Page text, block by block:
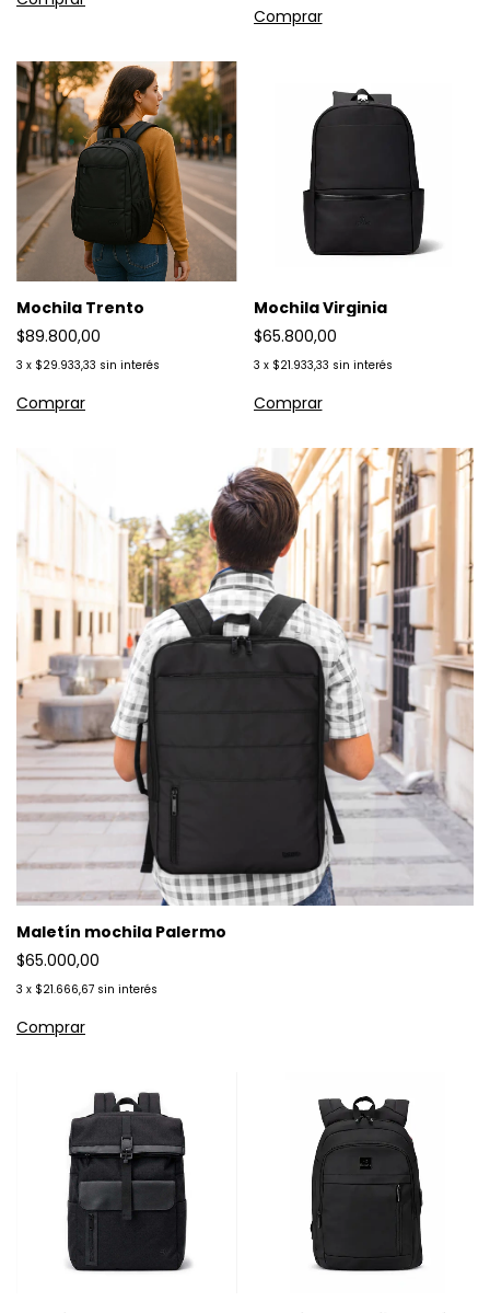
Mochila Trento
$89.800,00
3 x $29.933,33 sin interés
Mochila Virginia
$65.800,00
3 x $21.933,33 sin interés
Maletín mochila Palermo
$65.000,00
3 x $21.666,67 sin interés